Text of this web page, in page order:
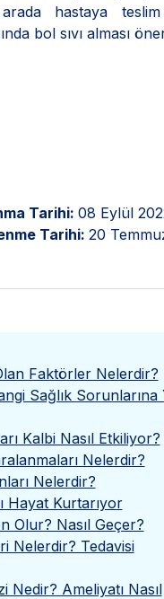
hastaya teslim
bol sıvı alması
Tarihi: 08 Eylül
Tarihi: 20
Faktörler Nelerdir?
Sağlık Sorunlarına
Kalbi Nasıl Etkiliyor?
Nelerdir?
Nelerdir?
Hayat Kurtarıyor
Olur? Nasıl Geçer?
Nelerdir? Tedavisi
Nedir? Ameliyatı Nasıl